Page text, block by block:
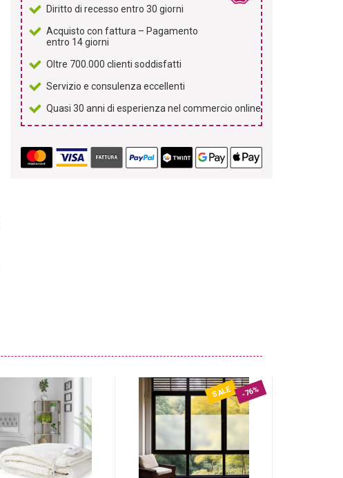
Diritto di recesso entro 30 giorni
Acquisto con fattura – Pagamento
entro 14 giorni
Oltre 700.000 clienti soddisfatti
Servizio e consulenza eccellenti
Quasi 30 anni di esperienza nel commercio online
SALE -76%